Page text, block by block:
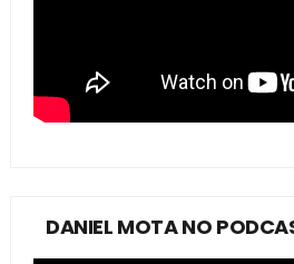
DANIEL MOTA NO